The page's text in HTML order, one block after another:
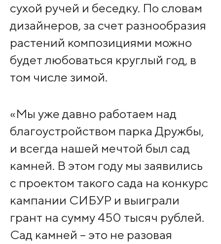
сухой ручей и беседку. По словам
дизайнеров, за счет разнообразия
растений композициями можно
будет любоваться круглый год, в
том числе зимой.
«Мы уже давно работаем над
благоустройством парка Дружбы,
и всегда нашей мечтой был сад
камней. В этом году мы заявились
с проектом такого сада на конкурс
кампании СИБУР и выиграли
грант на сумму 450 тысяч рублей.
Сад камней – это не разовая